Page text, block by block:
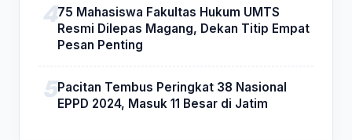
75 Mahasiswa Fakultas Hukum UMTS
Resmi Dilepas Magang, Dekan Titip Empat
Pesan Penting
Pacitan Tembus Peringkat 38 Nasional
EPPD 2024, Masuk 11 Besar di Jatim